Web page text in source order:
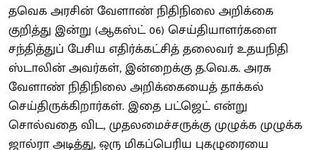
தவெக அரசின் வேளாண் நிதிநிலை அறிக்கை
குறித்து இன்று (ஆகஸ்ட் 06) செய்தியாளர்களை
சந்தித்துப் பேசிய எதிர்க்கட்சித் தலைவர் உதயநிதி
ஸ்டாலின் அவர்கள், இன்றைக்கு த.வெ.க. அரசு
வேளாண் நிதிநிலை அறிக்கையைத் தாக்கல்
செய்திருக்கிறார்கள். இதை பட்ஜெட் என்று
சொல்வதை விட, முதலமைச்சருக்கு முழுக்க முழுக்க
ஜால்ரா அடித்து, ஒரு மிகப்பெரிய புகழுரையை